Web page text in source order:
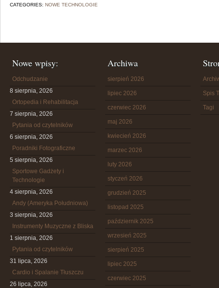
CATEGORIES: NOWE TECHNOLOGIE
Nowe wpisy:
Odchudzanie
8 sierpnia, 2026
Ortopedia i Rehabilitacja
7 sierpnia, 2026
Pytania od czytelników
6 sierpnia, 2026
Poradniki Fotograficzne
5 sierpnia, 2026
Sportowe Gadżety i
Technologie
4 sierpnia, 2026
Andy (Ameryka Południowa)
3 sierpnia, 2026
Instrumenty Muzyczne z Bliska
1 sierpnia, 2026
Pytania od czytelników
31 lipca, 2026
Cardio i Spalanie Tłuszczu
26 lipca, 2026
Archiwa
sierpień 2026
lipiec 2026
czerwiec 2026
maj 2026
kwiecień 2026
marzec 2026
luty 2026
styczeń 2026
grudzień 2025
listopad 2025
październik 2025
wrzesień 2025
sierpień 2025
lipiec 2025
czerwiec 2025
Spis
Tagi